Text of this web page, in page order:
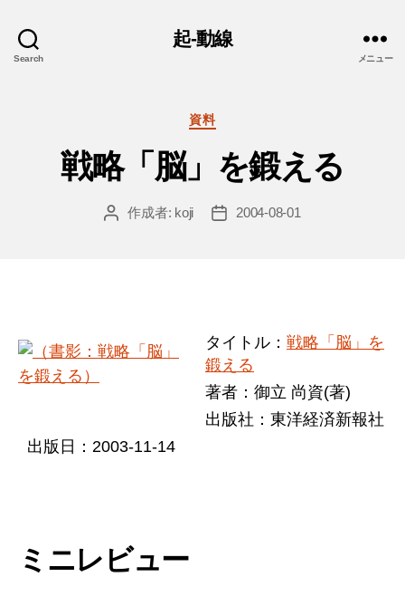
Search
起-動線
メニュー
カ
資料
戦略「脳」を鍛える
投
作成者: koji
投
2004-08-01
タイトル： 戦略「脳」を
鍛える
著者：御立 尚資(著)
出版社：東洋経済新報社
出版日：2003-11-14
ミニレビュー